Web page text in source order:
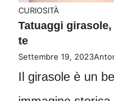
CURIOSITÀ
Tatuaggi
te
Settembre 19, 2023
Il girasole è un